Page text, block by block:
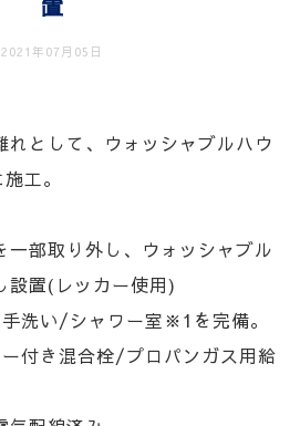
置
2021年07月05日
として、ウォッシャブルハウ
施工。
一部取り外し、ウォッシャブル
設置(レッカー使用)
洗い/シャワー室※1を完備。
付き混合栓/プロパンガス用給